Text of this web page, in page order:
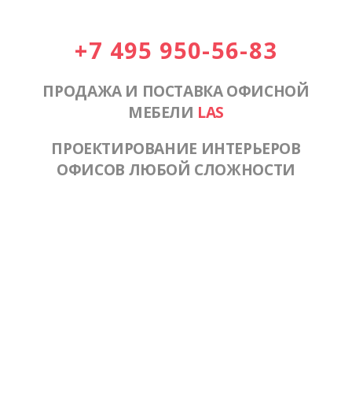
+7 495 950-56-83
ПРОДАЖА И ПОСТАВКА ОФИСНОЙ
МЕБЕЛИ LAS
ПРОЕКТИРОВАНИЕ ИНТЕРЬЕРОВ
ОФИСОВ ЛЮБОЙ СЛОЖНОСТИ